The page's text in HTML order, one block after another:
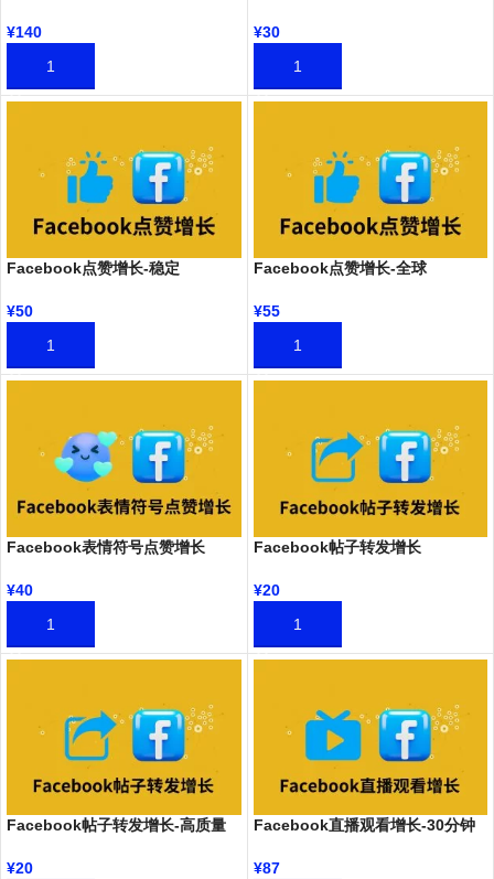
¥140
加入购物车
¥30
加入购物车
Facebook点赞增长-稳定
¥50
加入购物车
Facebook点赞增长-全球
¥55
加入购物车
Facebook表情符号点赞增长
¥40
加入购物车
Facebook帖子转发增长
¥20
加入购物车
Facebook帖子转发增长-高质量
¥20
Facebook直播观看增长-30分钟
¥87